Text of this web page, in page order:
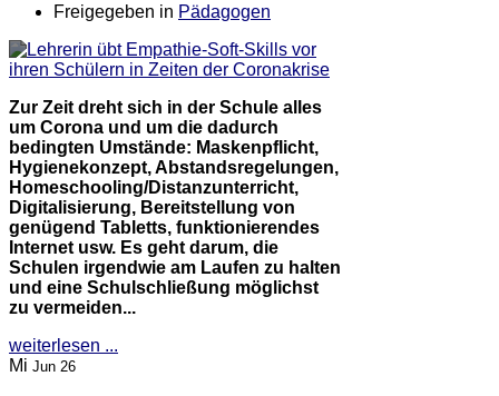
Freigegeben in Pädagogen
Zur Zeit dreht sich in der Schule alles
um Corona und um die dadurch
bedingten Umstände: Maskenpflicht,
Hygienekonzept, Abstandsregelungen,
Homeschooling/Distanzunterricht,
Digitalisierung, Bereitstellung von
genügend Tabletts, funktionierendes
Internet usw. Es geht darum, die
Schulen irgendwie am Laufen zu halten
und eine Schulschließung möglichst
zu vermeiden...
weiterlesen ...
Mi Jun 26